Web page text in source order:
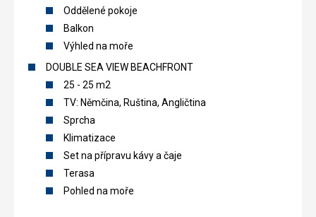
Oddělené pokoje
Balkon
Výhled na moře
DOUBLE SEA VIEW BEACHFRONT
25 - 25 m2
TV: Němčina, Ruština, Angličtina
Sprcha
Klimatizace
Set na přípravu kávy a čaje
Terasa
Pohled na moře